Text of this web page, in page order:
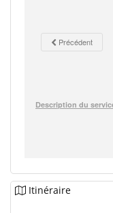
Itinéraire